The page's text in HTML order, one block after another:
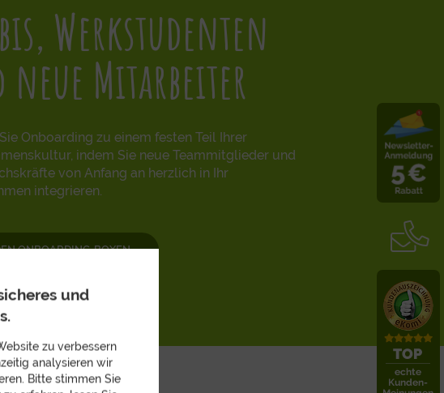
Werkstudenten
neue Mitarbeiter
Onboarding zu einem festen Teil Ihrer
indem Sie neue Teammitglieder und
von Anfang an herzlich in Ihr
integrieren.
ONBOARDING-BOXEN
und
zu verbessern
analysieren wir
Bitte stimmen Sie